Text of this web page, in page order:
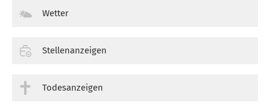
Wetter
Stellenanzeigen
Todesanzeigen